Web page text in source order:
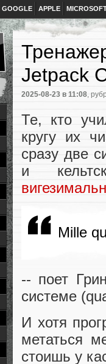
GOOGLE APPLE
Jetpack
2025-08-23 в 11:08,
Те, кто
кругу их
сразу две
и
Mille
-- поет
системе
И хотя
метаться
стоишь у